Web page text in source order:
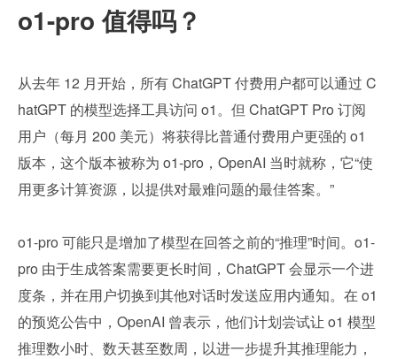
o1-pro 值得吗？
从去年 12 月开始，所有 ChatGPT 付费用户都可以通过 C
hatGPT 的模型选择工具访问 o1。但 ChatGPT Pro 订阅
用户（每月 200 美元）将获得比普通付费用户更强的 o1
版本，这个版本被称为 o1-pro，OpenAI 当时就称，它“使
用更多计算资源，以提供对最难问题的最佳答案。”
o1-pro 可能只是增加了模型在回答之前的“推理”时间。o1-
pro 由于生成答案需要更长时间，ChatGPT 会显示一个进
度条，并在用户切换到其他对话时发送应用内通知。在 o1
的预览公告中，OpenAI 曾表示，他们计划尝试让 o1 模型
推理数小时、数天甚至数周，以进一步提升其推理能力，